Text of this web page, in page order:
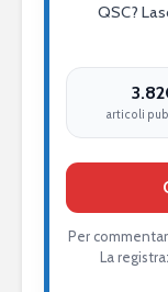
QSC?
articoli
Per
La